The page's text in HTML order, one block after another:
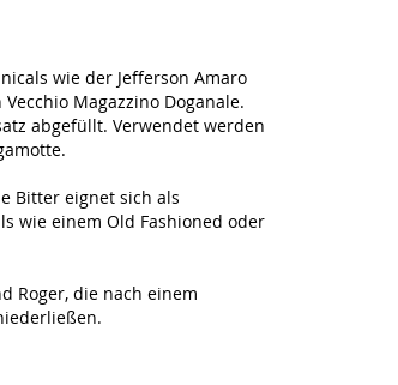
wie der Jefferson Amaro
Magazzino Doganale.
abgefüllt. Verwendet werden
Bitter eignet sich als
wie einem Old Fashioned oder
Roger, die nach einem